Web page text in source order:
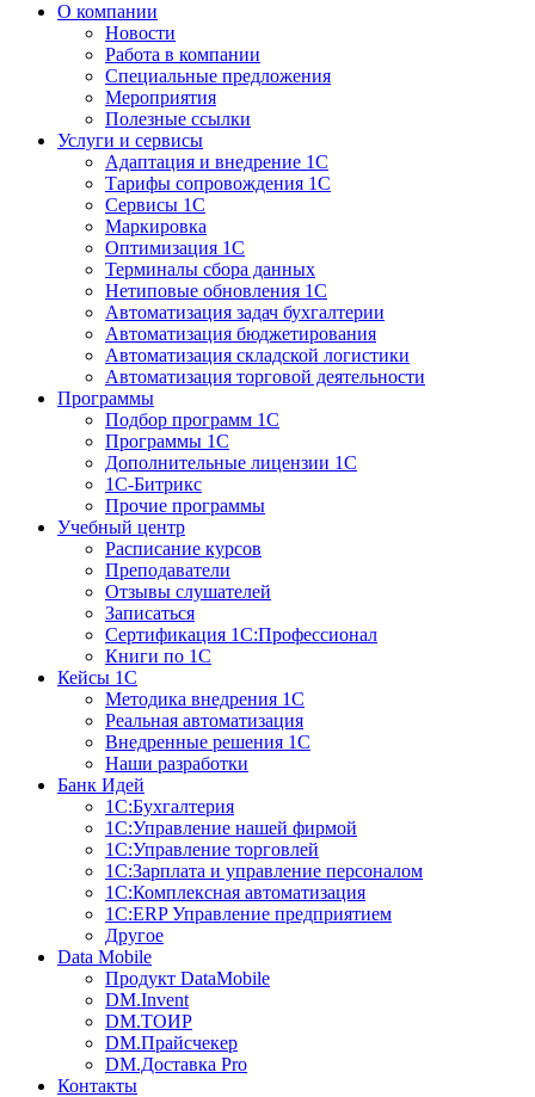
О компании
Новости
Работа в компании
Специальные предложения
Мероприятия
Полезные ссылки
Услуги и сервисы
Адаптация и внедрение 1С
Тарифы сопровождения 1С
Сервисы 1С
Маркировка
Оптимизация 1С
Терминалы сбора данных
Нетиповые обновления 1С
Автоматизация задач бухгалтерии
Автоматизация бюджетирования
Автоматизация складской логистики
Автоматизация торговой деятельности
Программы
Подбор программ 1С
Программы 1С
Дополнительные лицензии 1С
1С-Битрикс
Прочие программы
Учебный центр
Расписание курсов
Преподаватели
Отзывы слушателей
Записаться
Сертификация 1С:Профессионал
Книги по 1С
Кейсы 1С
Методика внедрения 1С
Реальная автоматизация
Внедренные решения 1С
Наши разработки
Банк Идей
1С:Бухгалтерия
1С:Управление нашей фирмой
1С:Управление торговлей
1С:Зарплата и управление персоналом
1С:Комплексная автоматизация
1С:ERP Управление предприятием
Другое
Data Mobile
Продукт DataMobile
DM.Invent
DM.ТОИР
DM.Прайсчекер
DM.Доставка Pro
Контакты